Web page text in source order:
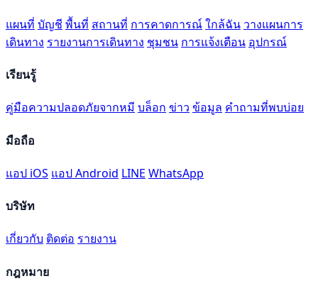
แผนที่ บัญชี พื้นที่ สถานที่ การคาดการณ์ใกล้ฉัน วางแผนการ
เดินทาง รายงานการเดินทาง ชุมชน การแจ้งเตือน อุปกรณ์
เรียนรู้
คู่มือความปลอดภัยจากหมี บล็อก ข่าว ข้อมูล คำถามที่พบบ่อย
มือถือ
แอป iOS แอป Android LINE WhatsApp
บริษัท
เกี่ยวกับ ติดต่อ รายงาน
กฎหมาย